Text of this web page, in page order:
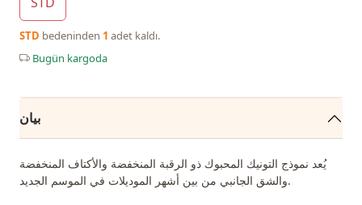
STD bedeninden 1 adet kaldı.
Bugün kargoda
بيان
يُعد نموذج التونيك المحبوك ذو الرقبة المنخفضة والأكتاف المنخفضة
والشق الجانبي من بين أشهر الموديلات في الموسم الجديد.